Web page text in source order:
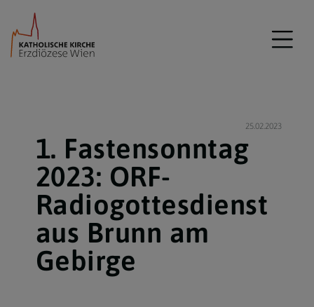
25.02.2023
1. Fastensonntag
2023: ORF-
Radiogottesdienst
aus Brunn am
Gebirge